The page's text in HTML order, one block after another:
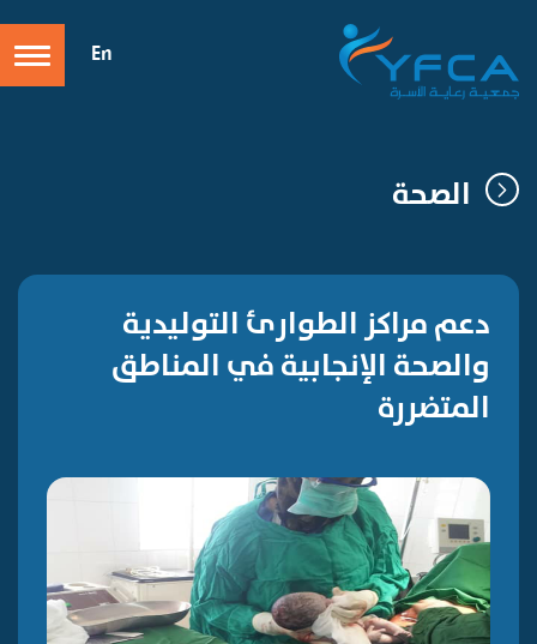
En
الصحة
دعم مراكز الطوارئ التوليدية
والصحة الإنجابية في المناطق
المتضررة